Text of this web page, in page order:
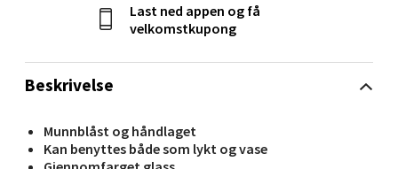
Beskrivelse
Munnblåst og håndlaget
Kan benyttes både som lykt og vase
Last ned appen og få
velkomstkupong
Narvik - Thon Senter Malmporten
Bolagsgata 1, 8514 Narvik
Åpent i dag 10-20